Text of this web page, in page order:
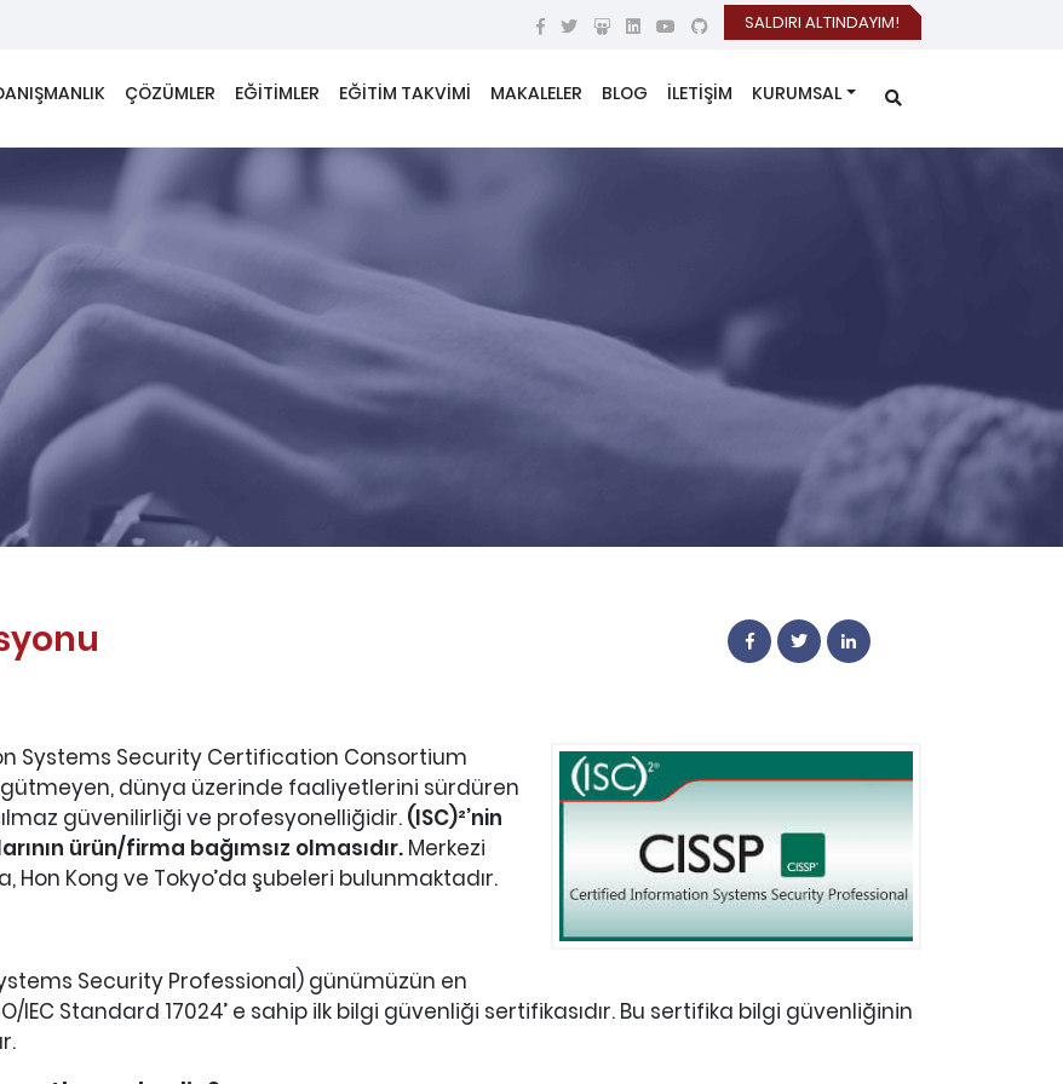
SALDIRI ALTINDAYIM!
ÇÖZÜMLER EĞİTİMLER EĞİTİM TAKVİMİ MAKALELER BLOG İLETİŞİM KURUMSAL
Systems Security Certification Consortium
gütmeyen, dünya üzerinde faaliyetlerini sürdüren
güvenilirliği ve profesyonelliğidir. (ISC)²’nin
ürün/firma bağımsız olmasıdır. Merkezi
Hon Kong ve Tokyo’da şubeleri bulunmaktadır.
Security Professional) günümüzün en
IEC Standard 17024’ e sahip ilk bilgi güvenliği sertifikasıdır. Bu sertifika bilgi güvenliğinin